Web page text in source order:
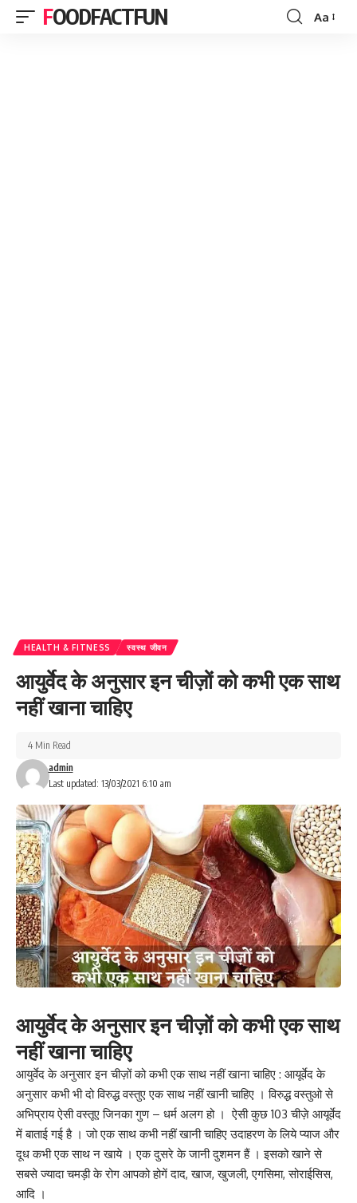
FOODFACTFUN
Font
Aa
HEALTH & FITNESS स्वस्थ जीवन
आयुर्वेद के अनुसार इन चीज़ों को कभी एक साथ
नहीं खाना चाहिए
Last updated: 13/03/2021 6:10 am
admin
4 Min Read
आयुर्वेद के अनुसार इन चीज़ों को कभी एक साथ
नहीं खाना चाहिए
आयुर्वेद के अनुसार इन चीज़ों को कभी एक साथ नहीं खाना चाहिए : आयूर्वेद के
अनुसार कभी भी दो विरुद्ध वस्तुए एक साथ नहीं खानी चाहिए । विरुद्ध वस्तुओ से
अभिप्राय ऐसी वस्तूए जिनका गुण – धर्म अलग हो । ऐसी कुछ 103 चीज़े आयूर्वेद
में बाताई गई है । जो एक साथ कभी नहीं खानी चाहिए उदाहरण के लिये प्याज और
दूध कभी एक साथ न खाये । एक दुसरे के जानी दुशमन हैं । इसको खाने से
सबसे ज्यादा चमड़ी के रोग आपको होगें दाद, खाज, खुजली, एगसिमा, सोराईसिस,
आदि ।